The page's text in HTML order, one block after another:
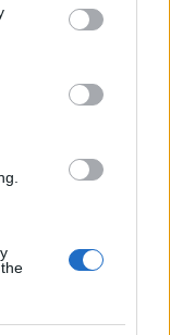
You may click to
party tags to
in below Google
perfiles